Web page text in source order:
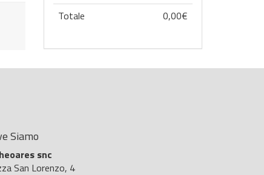
Totale
0,00€
Siamo
snc
San Lorenzo, 4